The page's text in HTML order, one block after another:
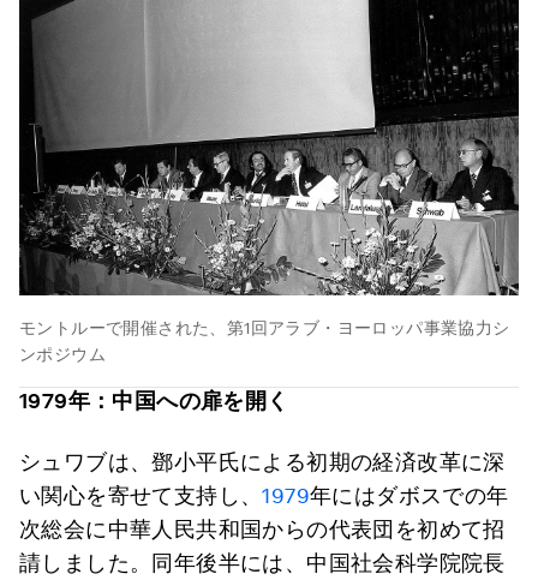
モントルーで開催された、第1回アラブ・ヨーロッパ事業協力シ
ンポジウム
1979年：中国への扉を開く
シュワブは、鄧小平氏による初期の経済改革に深
い関心を寄せて支持し、1979年にはダボスでの年
次総会に中華人民共和国からの代表団を初めて招
請しました。同年後半には、中国社会科学院院長